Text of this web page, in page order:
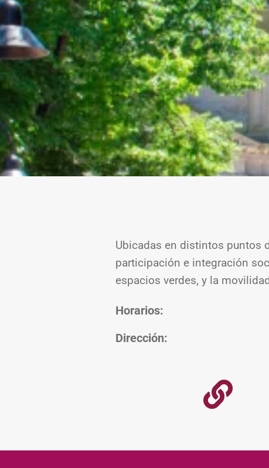
Ubicadas en distintos puntos
participación e integración
espacios verdes, y la
Horarios:
Dirección: